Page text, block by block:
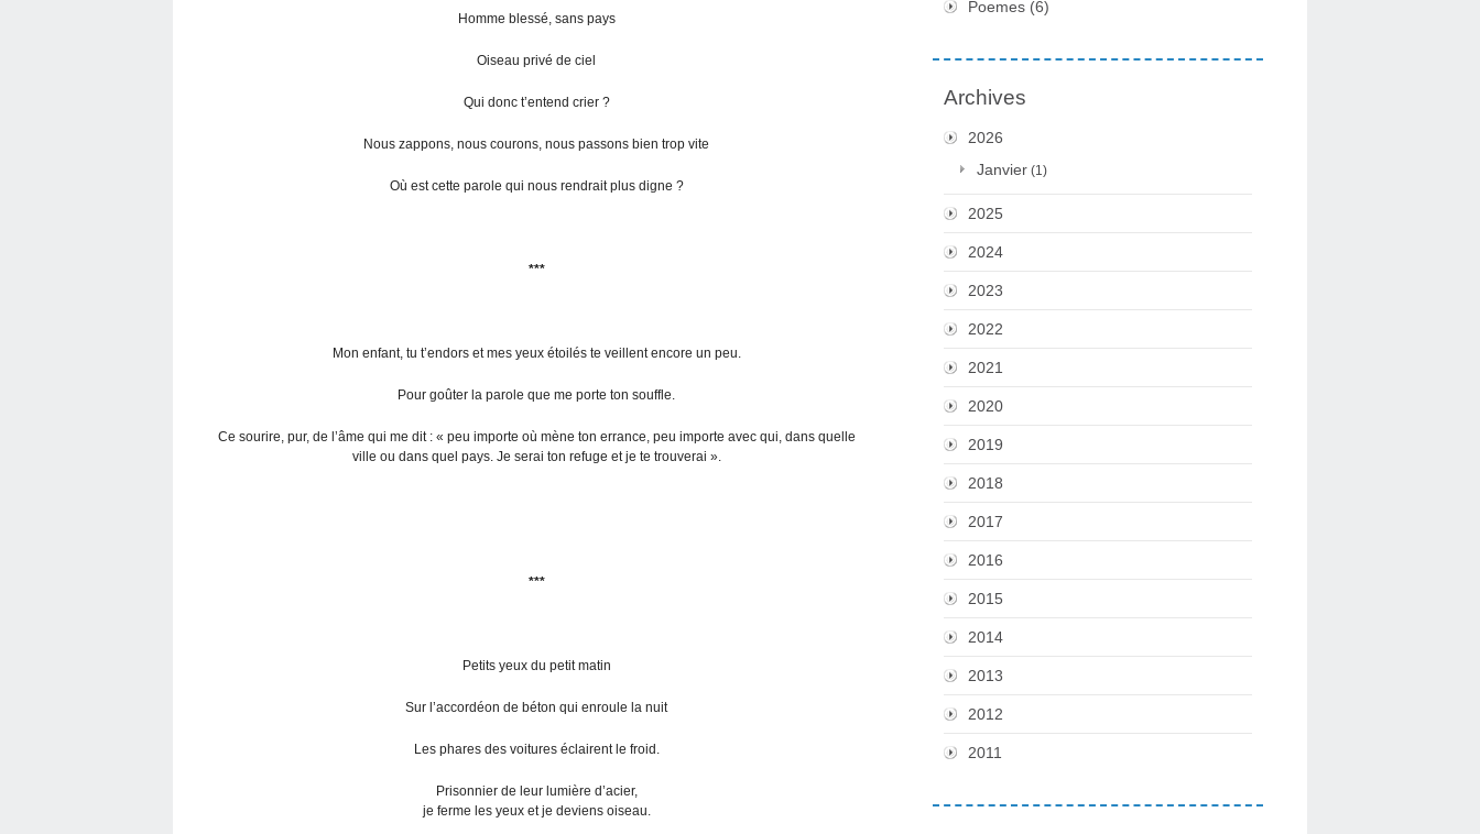
Homme blessé, sans pays
Oiseau privé de ciel
Qui donc t’entend crier ?
Nous zappons, nous courons, nous passons bien trop vite
Où est cette parole qui nous rendrait plus digne ?
***
Mon enfant, tu t’endors et mes yeux étoilés te veillent encore un peu.
Pour goûter la parole que me porte ton souffle.
Ce sourire, pur, de l’âme qui me dit : « peu importe où mène ton errance, peu importe avec qui, dans quelle
ville ou dans quel pays. Je serai ton refuge et je te trouverai ».
***
Petits yeux du petit matin
Sur l’accordéon de béton qui enroule la nuit
Les phares des voitures éclairent le froid.
Prisonnier de leur lumière d’acier,
je ferme les yeux et je deviens oiseau.
Poemes (6)
Archives
2026
Janvier (1)
2025
2024
2023
2022
2021
2020
2019
2018
2017
2016
2015
2014
2013
2012
2011